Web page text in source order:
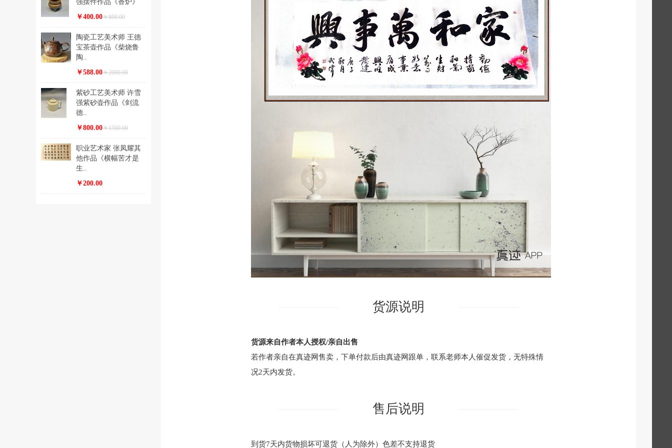
强摆件作品《香炉》
￥400.00￥800.00
陶瓷工艺美术师 王德
宝茶壶作品《柴烧鲁
陶..
￥588.00￥2000.00
紫砂工艺美术师 许雪
强紫砂壶作品《剑流
德..
￥800.00￥1500.00
职业艺术家 张凤耀其
他作品《横幅苦才是
生..
￥200.00
货源说明
货源来自作者本人授权/亲自出售
若作者亲自在真迹网售卖，下单付款后由真迹网跟单，联系老师本人催促发货，无特殊情
况2天内发货。
售后说明
到货7天内货物损坏可退货（人为除外）色差不支持退货